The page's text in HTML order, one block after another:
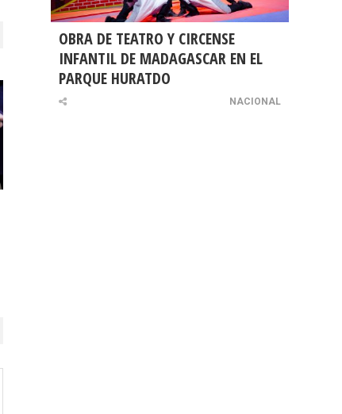
OBRA DE TEATRO Y CIRCENSE
INFANTIL DE MADAGASCAR EN EL
PARQUE HURATDO
NACIONAL